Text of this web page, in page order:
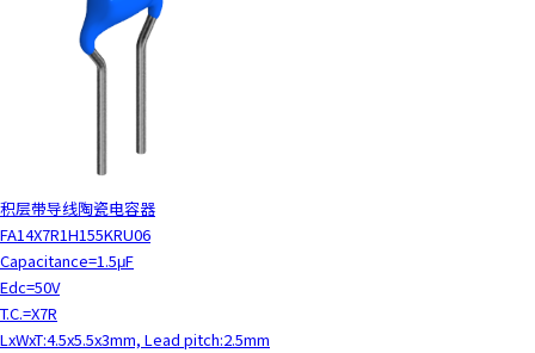
积层带导线陶瓷电容器
FA14X7R1H155KRU06
Capacitance=1.5μF
Edc=50V
T.C.=X7R
LxWxT:4.5x5.5x3mm, Lead pitch:2.5mm